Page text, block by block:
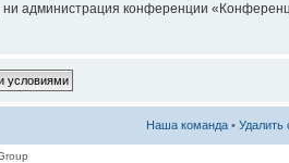
администрация конференции
Наша команда • Удалить